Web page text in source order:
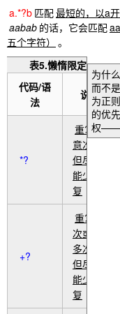
a.*?b 匹配最短的，以a
aabab 的话，它会匹配
五个字符） 。
为什
而不
为正
的优
权
表5.懒惰限定符
代码/语
法
说明
*?
重复任
意次，
但尽可
能少重
复
+?
重复1
次或更
多次，
但尽可
能少重
复